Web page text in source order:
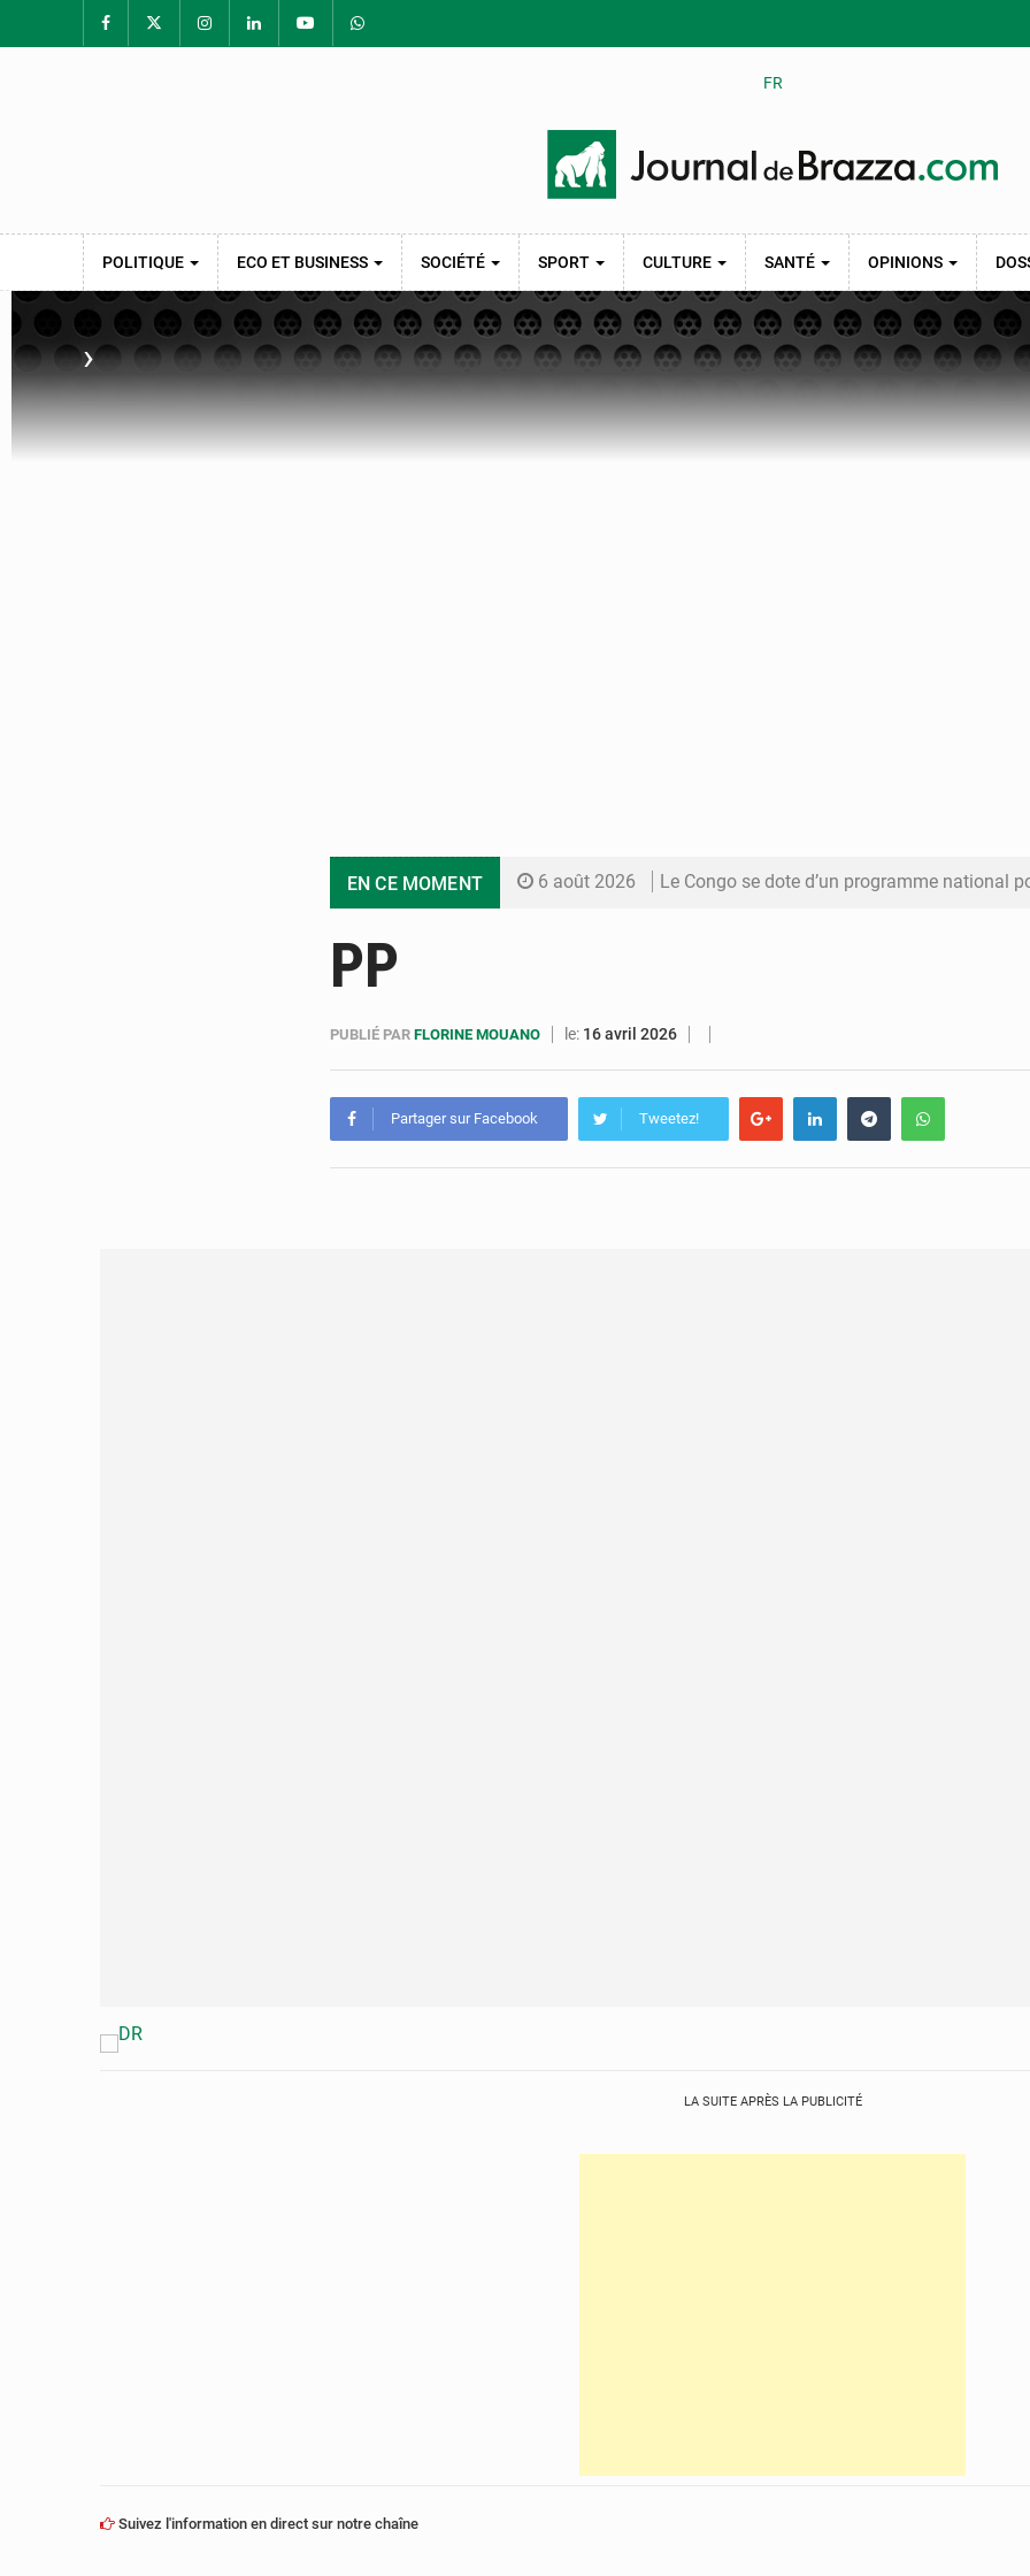
FR
POLITIQUE ECO ET BUSINESS SOCIÉTÉ SPORT CULTURE SANTÉ OPINIONS
›
EN CE MOMENT 6 août 2026 Le Congo se dote d’un programme national pour valoriser les
5 août 2026 Assassinat de l’entrepreneur sportif Vally Amisi : le principal
PP
PUBLIÉ PAR FLORINE MOUANO le: 16 avril 2026
Partager sur Facebook Tweetez!
LA SUITE APRÈS LA PUBLICITÉ
Suivez l'information en direct sur notre chaîne